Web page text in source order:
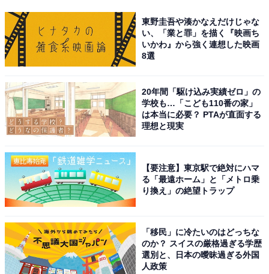
東野圭吾や湊かなえだけじゃな
い、「業と罪」を描く『映画ち
いかわ』から強く連想した映画
8選
20年間「駆け込み実績ゼロ」の
学校も…「こども110番の家」
は本当に必要？ PTAが直面する
理想と現実
【要注意】東京駅で絶対にハマ
る「最遠ホーム」と「メトロ乗
り換え」の絶望トラップ
「移民」に冷たいのはどっちな
のか？ スイスの厳格過ぎる学歴
選別と、日本の曖昧過ぎる外国
人政策